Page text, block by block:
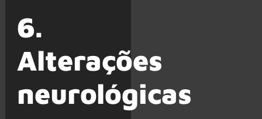
6.
Alterações
neurológicas